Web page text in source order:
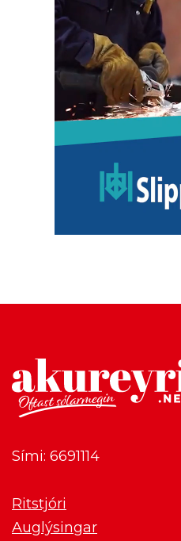
Sími: 6691114
Ritstjóri
Auglýsingar